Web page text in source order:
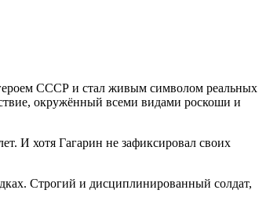
СССР и стал живым символом реальных
окружённый всеми видами роскоши и
И хотя Гагарин не зафиксировал своих
Строгий и дисциплинированный солдат,